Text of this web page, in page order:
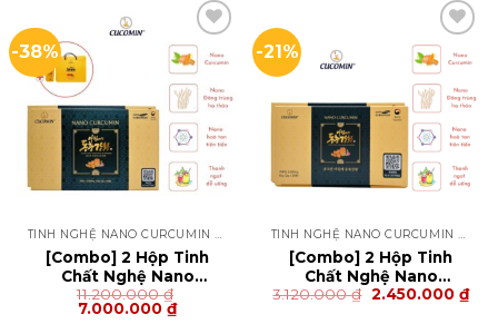
-38%
TINH NGHỆ NANO CURCUMIN NGHỆ ĐÔNG TRÙNG CUCOMIN
[Combo] 2 Hộp Tinh
Chất Nghệ Nano
Curcumin Nghệ Đông
Trùng CUCOMIN Hàn
11.200.000₫
Giá
7.000.000 ₫Giá
-21%
TINH NGHỆ NANO CURCUMIN NGHỆ ĐÔNG TRÙNG CUCOMIN
[Combo] 2 Hộp Tinh
Chất Nghệ Nano
Curcumin Nghệ Đông
3.120.000₫ Giá
2.450.000 ₫Giá